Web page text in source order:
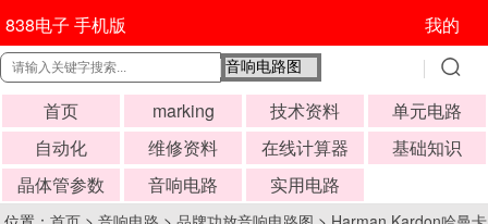
838电子 手机版 我的
首页 marking 技术资料
单元电路
自动化
维修资料 在线计算器
基础知识
晶体管参数
音响电路 实用电路